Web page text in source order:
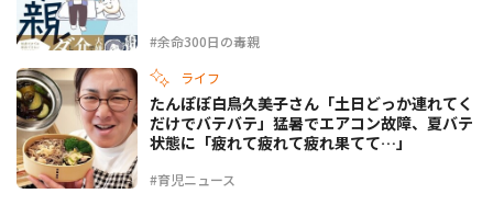
#余命300日の毒親
ライフ
#育児ニュース
たんぽぽ白鳥久美子さん「土日どっか連れてく
だけでバテバテ」猛暑でエアコン故障、夏バテ
状態に「疲れて疲れて疲れ果てて…」